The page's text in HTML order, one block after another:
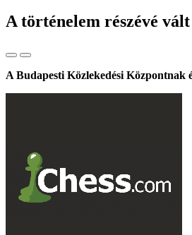
A történelem részévé
A Budapesti Közlekedési Központnak